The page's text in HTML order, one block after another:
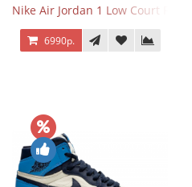
Nike Air Jordan 1 Low Court Purple
6990р.